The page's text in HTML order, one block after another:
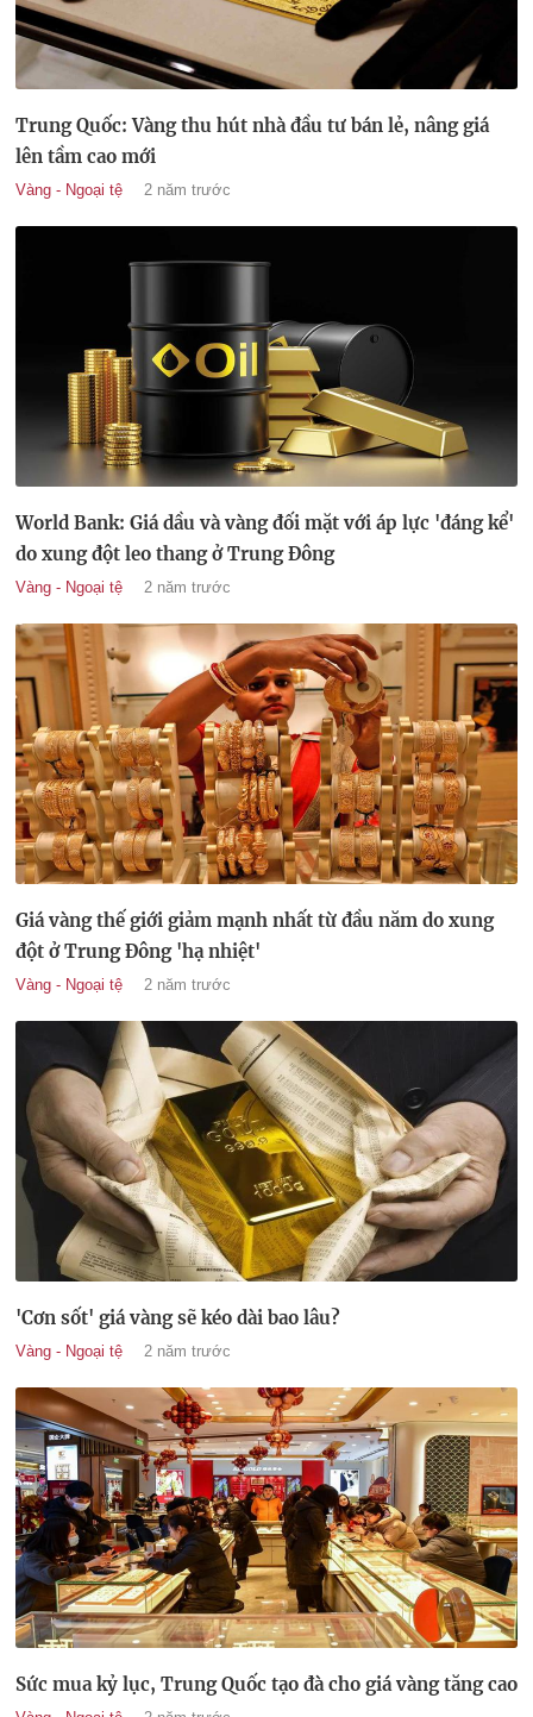
Trung Quốc: Vàng thu hút nhà đầu tư bán lẻ, nâng giá
lên tầm cao mới
Vàng - Ngoại tệ 2 năm trước
World Bank: Giá dầu và vàng đối mặt với áp lực 'đáng kể'
do xung đột leo thang ở Trung Đông
Vàng - Ngoại tệ 2 năm trước
Giá vàng thế giới giảm mạnh nhất từ đầu năm do xung
đột ở Trung Đông 'hạ nhiệt'
Vàng - Ngoại tệ 2 năm trước
'Cơn sốt' giá vàng sẽ kéo dài bao lâu?
Vàng - Ngoại tệ 2 năm trước
Sức mua kỷ lục, Trung Quốc tạo đà cho giá vàng tăng cao